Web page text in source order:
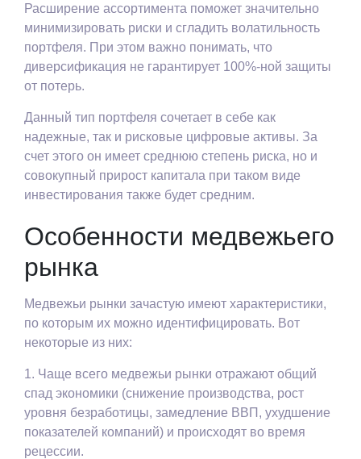
Расширение ассортимента поможет значительно
минимизировать риски и сгладить волатильность
портфеля. При этом важно понимать, что
диверсификация не гарантирует 100%-ной защиты
от потерь.
Данный тип портфеля сочетает в себе как
надежные, так и рисковые цифровые активы. За
счет этого он имеет среднюю степень риска, но и
совокупный прирост капитала при таком виде
инвестирования также будет средним.
Особенности медвежьего
рынка
Медвежьи рынки зачастую имеют характеристики,
по которым их можно идентифицировать. Вот
некоторые из них:
1. Чаще всего медвежьи рынки отражают общий
спад экономики (снижение производства, рост
уровня безработицы, замедление ВВП, ухудшение
показателей компаний) и происходят во время
рецессии.